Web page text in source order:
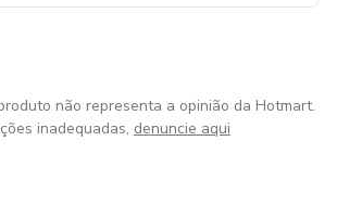
não representa a opinião da Hotmart.
inadequadas, denuncie aqui